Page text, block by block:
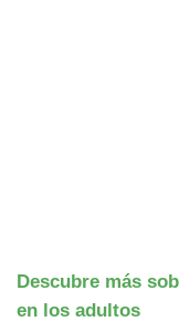
Descubre más
en los adultos